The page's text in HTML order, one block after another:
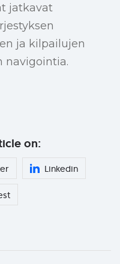
jatkavat
ja kilpailujen
navigointia.
on:
Linkedin